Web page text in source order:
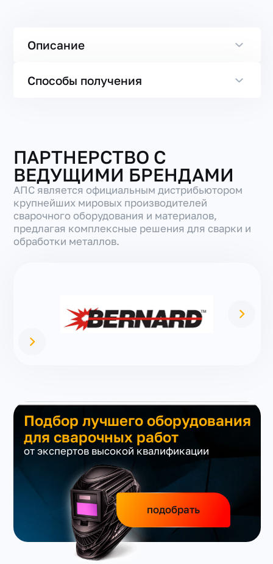
Описание
Способы получения
ПАРТНЕРСТВО С
ВЕДУЩИМИ БРЕНДАМИ
АПС является официальным дистрибьютором
крупнейших мировых производителей
сварочного оборудования и материалов,
предлагая комплексные решения для сварки и
обработки металлов.
Подбор лучшего оборудования
для сварочных работ
от экспертов высокой квалификации
подобрать